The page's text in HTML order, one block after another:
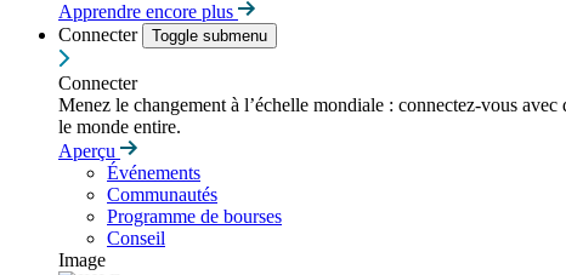
Apprendre encore plus
Connecter
Toggle submenu
Connecter
Menez le changement à l’échelle mondiale : connectez-vous
le monde entire.
Aperçu
Événements
Communautés
Programme de bourses
Conseil
Image